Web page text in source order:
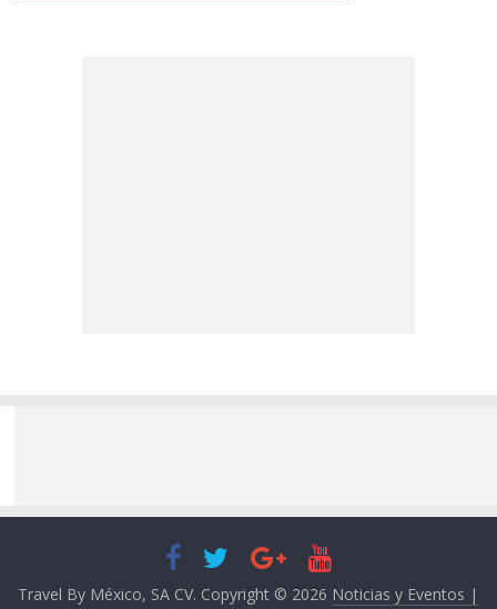
Travel By México, SA CV. Copyright © 2026 Noticias y Eventos |